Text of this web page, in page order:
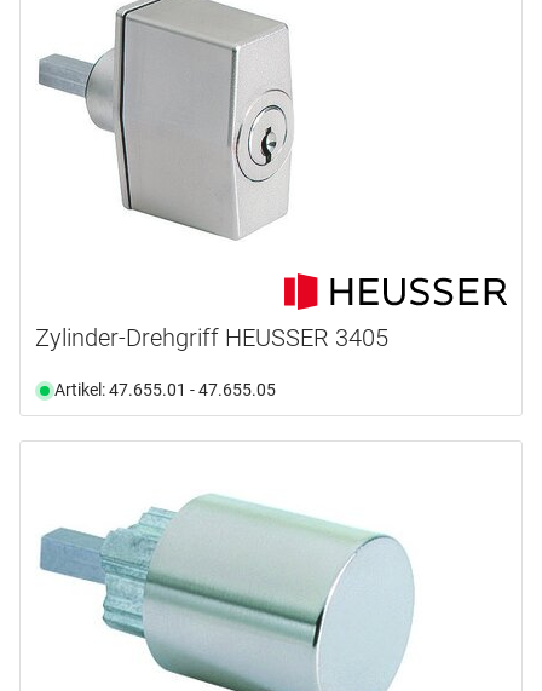
Zylinder-Drehgriff HEUSSER 3405
Artikel: 47.655.01 - 47.655.05